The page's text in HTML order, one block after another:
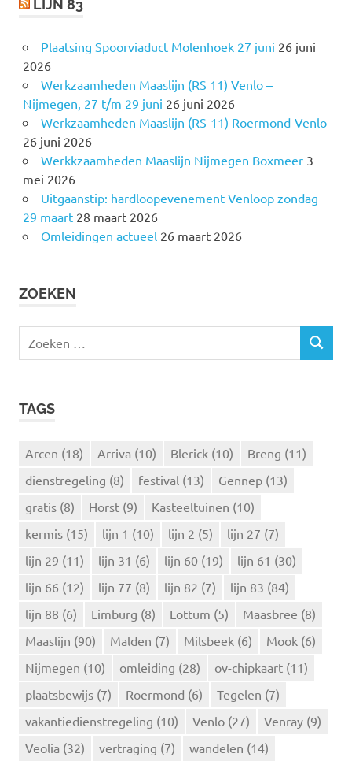
LIJN 83
Plaatsing Spoorviaduct Molenhoek 27 juni 26 juni
2026
Werkzaamheden Maaslijn (RS 11) Venlo –
Nijmegen, 27 t/m 29 juni 26 juni 2026
Werkzaamheden Maaslijn (RS-11) Roermond-Venlo
26 juni 2026
Werkkzaamheden Maaslijn Nijmegen Boxmeer 3
mei 2026
Uitgaanstip: hardloopevenement Venloop zondag
29 maart 28 maart 2026
Omleidingen actueel 26 maart 2026
ZOEKEN
e
Z
TAGS
Arcen (18) Arriva (10) Blerick (10) Breng (11)
dienstregeling (8) festival (13) Gennep (13)
gratis (8) Horst (9) Kasteeltuinen (10)
kermis (15) lijn 1 (10) lijn 2 (5) lijn 27 (7)
lijn 29 (11) lijn 31 (6) lijn 60 (19) lijn 61 (30)
lijn 66 (12) lijn 77 (8) lijn 82 (7) lijn 83 (84)
lijn 88 (6) Limburg (8) Lottum (5) Maasbree (8)
Maaslijn (90) Malden (7) Milsbeek (6) Mook (6)
Nijmegen (10) omleiding (28) ov-chipkaart (11)
plaatsbewijs (7) Roermond (6) Tegelen (7)
vakantiedienstregeling (10) Venlo (27) Venray (9)
Veolia (32) vertraging (7) wandelen (14)